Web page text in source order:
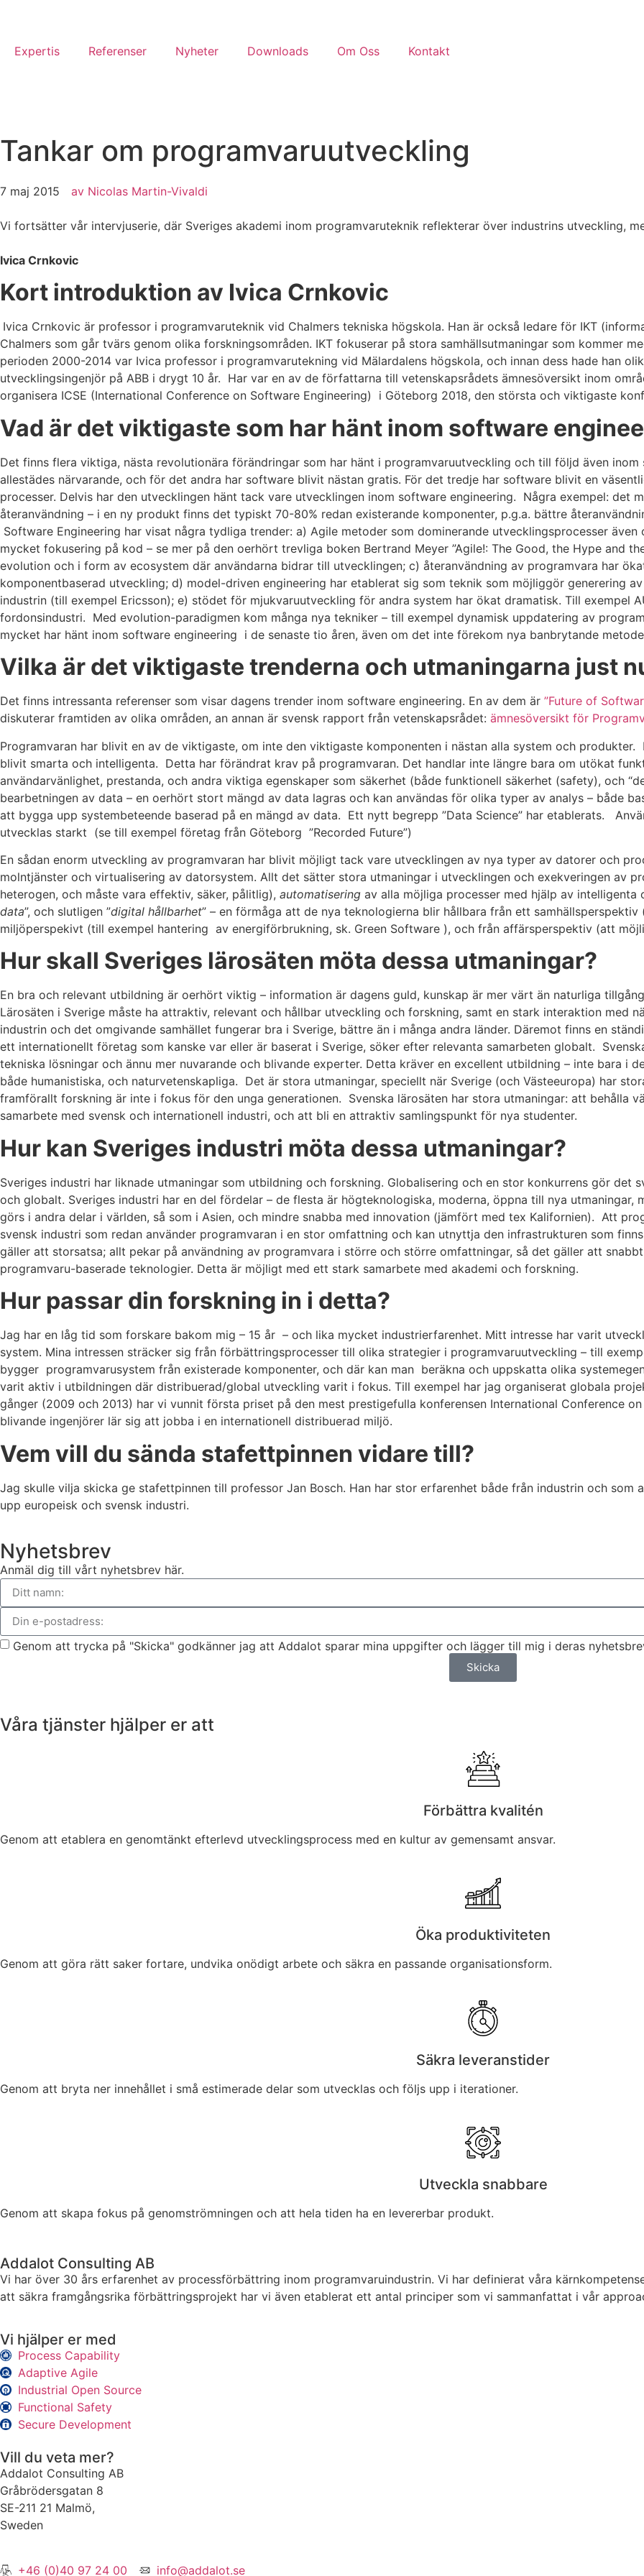
Expertis Referenser Nyheter Downloads Om Oss Kontakt
Tankar om programvaruutveckling
7 maj 2015 av Nicolas Martin-Vivaldi
Vi fortsätter vår intervjuserie, där Sveriges akademi inom programvaruteknik reflekterar över industrins utveckling,
Ivica Crnkovic
Kort introduktion av Ivica Crnkovic
Ivica Crnkovic är professor i programvaruteknik vid Chalmers tekniska högskola. Han är också ledare för IKT
Chalmers som går tvärs genom olika forskningsområden. IKT fokuserar på stora samhällsutmaningar som kommer
perioden 2000-2014 var Ivica professor i programvarutekning vid Mälardalens högskola, och innan dess hade han
utvecklingsingenjör på ABB i drygt 10 år. Har var en av de författarna till vetenskapsrådets ämnesöversikt inom
organisera ICSE (International Conference on Software Engineering) i Göteborg 2018, den största och viktigaste
Vad är det viktigaste som har hänt inom software
Det finns flera viktiga, nästa revolutionära förändringar som har hänt i programvaruutveckling och till följd även
allestädes närvarande, och för det andra har software blivit nästan gratis. För det tredje har software blivit en
processer. Delvis har den utvecklingen hänt tack vare utvecklingen inom software engineering. Några exempel: det
återanvändning – i en ny produkt finns det typiskt 70-80% redan existerande komponenter, p.g.a. bättre
Software Engineering har visat några tydliga trender: a) Agile metoder som dominerande utvecklingsprocesser
mycket fokusering på kod – se mer på den oerhört trevliga boken Bertrand Meyer ”Agile!: The Good, the Hype and
evolution och i form av ecosystem där användarna bidrar till utvecklingen; c) återanvändning av programvara har
komponentbaserad utveckling; d) model-driven engineering har etablerat sig som teknik som möjliggör generering
industrin (till exempel Ericsson); e) stödet för mjukvaruutveckling för andra system har ökat dramatisk. Till exempel
fordonsindustri. Med evolution-paradigmen kom många nya tekniker – till exempel dynamisk uppdatering av
mycket har hänt inom software engineering i de senaste tio åren, även om det inte förekom nya banbrytande
Vilka är det viktigaste trenderna och utmaningarna just
Det finns intressanta referenser som visar dagens trender inom software engineering. En av dem är ”Future of
diskuterar framtiden av olika områden, an annan är svensk rapport från vetenskapsrådet: ämnesöversikt för
Programvaran har blivit en av de viktigaste, om inte den viktigaste komponenten i nästan alla system och
blivit smarta och intelligenta. Detta har förändrat krav på programvaran. Det handlar inte längre bara om utökat
användarvänlighet, prestanda, och andra viktiga egenskaper som säkerhet (både funktionell säkerhet (safety), och
bearbetningen av data – en oerhört stort mängd av data lagras och kan användas för olika typer av analys – både
att bygga upp systembeteende baserad på en mängd av data. Ett nytt begrepp ”Data Science” har etablerats.
utvecklas starkt (se till exempel företag från Göteborg ”Recorded Future”)
En sådan enorm utveckling av programvaran har blivit möjligt tack vare utvecklingen av nya typer av datorer och
molntjänster och virtualisering av datorsystem. Allt det sätter stora utmaningar i utvecklingen och exekveringen av
heterogen, och måste vara effektiv, säker, pålitlig), automatisering av alla möjliga processer med hjälp av
data”, och slutligen ”digital hållbarhet” – en förmåga att de nya teknologierna blir hållbara från ett
miljöperspekivt (till exempel hantering av energiförbrukning, sk. Green Software ), och från affärsperspektiv (att
Hur skall Sveriges lärosäten möta dessa utmaningar?
En bra och relevant utbildning är oerhört viktig – information är dagens guld, kunskap är mer värt än naturliga
Lärosäten i Sverige måste ha attraktiv, relevant och hållbar utveckling och forskning, samt en stark interaktion med
industrin och det omgivande samhället fungerar bra i Sverige, bättre än i många andra länder. Däremot finns en
ett internationellt företag som kanske var eller är baserat i Sverige, söker efter relevanta samarbeten globalt.
tekniska lösningar och ännu mer nuvarande och blivande experter. Detta kräver en excellent utbildning – inte bara i
både humanistiska, och naturvetenskapliga. Det är stora utmaningar, speciellt när Sverige (och Västeeuropa) har
framförallt forskning är inte i fokus för den unga generationen. Svenska lärosäten har stora utmaningar: att behålla
samarbete med svensk och internationell industri, och att bli en attraktiv samlingspunkt för nya studenter.
Hur kan Sveriges industri möta dessa utmaningar?
Sveriges industri har liknade utmaningar som utbildning och forskning. Globalisering och en stor konkurrens gör det
och globalt. Sveriges industri har en del fördelar – de flesta är högteknologiska, moderna, öppna till nya
görs i andra delar i världen, så som i Asien, och mindre snabba med innovation (jämfört med tex Kalifornien). Att
svensk industri som redan använder programvaran i en stor omfattning och kan utnyttja den infrastrukturen som
gäller att storsatsa; allt pekar på användning av programvara i större och större omfattningar, så det gäller att
programvaru-baserade teknologier. Detta är möjligt med ett stark samarbete med akademi och forskning.
Hur passar din forskning in i detta?
Jag har en låg tid som forskare bakom mig – 15 år – och lika mycket industrierfarenhet. Mitt intresse har varit
system. Mina intressen sträcker sig från förbättringsprocesser till olika strategier i programvaruutveckling – till
bygger programvarusystem från existerade komponenter, och där kan man beräkna och uppskatta olika
varit aktiv i utbildningen där distribuerad/global utveckling varit i fokus. Till exempel har jag organiserat globala
gånger (2009 och 2013) har vi vunnit första priset på den mest prestigefulla konferensen International Conference
blivande ingenjörer lär sig att jobba i en internationell distribuerad miljö.
Vem vill du sända stafettpinnen vidare till?
Jag skulle vilja skicka ge stafettpinnen till professor Jan Bosch. Han har stor erfarenhet både från industrin och som
upp europeisk och svensk industri.
Nyhetsbrev
Anmäl dig till vårt nyhetsbrev här.
Genom att trycka på "Skicka" godkänner jag att Addalot sparar mina uppgifter och lägger till mig i deras
Skicka
Våra tjänster hjälper er att
Förbättra kvalitén
Genom att etablera en genomtänkt efterlevd utvecklingsprocess med en kultur av gemensamt ansvar.
Öka produktiviteten
Genom att göra rätt saker fortare, undvika onödigt arbete och säkra en passande organisationsform.
Säkra leveranstider
Genom att bryta ner innehållet i små estimerade delar som utvecklas och följs upp i iterationer.
Utveckla snabbare
Genom att skapa fokus på genomströmningen och att hela tiden ha en levererbar produkt.
Addalot Consulting AB
Vi har över 30 års erfarenhet av processförbättring inom programvaruindustrin. Vi har definierat våra
att säkra framgångsrika förbättringsprojekt har vi även etablerat ett antal principer som vi sammanfattat i vår
Vi hjälper er med
Process Capability
Adaptive Agile
Industrial Open Source
Functional Safety
Secure Development
Vill du veta mer?
Addalot Consulting AB
Gråbrödersgatan 8
SE-211 21 Malmö,
Sweden
+46 (0)40 97 24 00 info@addalot.se